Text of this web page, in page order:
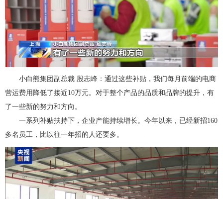
小白熊集团副总裁 殷志峰：通过这些补贴，我们每月前端的电商
营运费用降低了接近10万元。对于整个产品的品质和品牌的提升，有
了一些新的努力和方向。
一系列补贴扶持下，企业产能持续增长。今年以来，已经新招160
多名员工，比以往一年招的人还要多。